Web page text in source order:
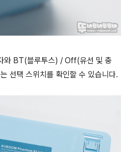
와 BT(블루투스) / Off(유선 및 충
선택 스위치를 확인할 수 있습니다.